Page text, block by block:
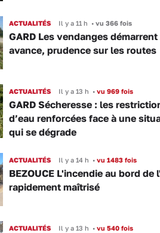
ACTUALITÉS Il y a 11 h •vu 366 fois
GARD Les vendanges démarrent
avance, prudence sur les routes
ACTUALITÉS Il y a 13 h •vu 969 fois
GARD Sécheresse : les
d’eau renforcées face à une
qui se dégrade
ACTUALITÉS Il y a 14 h •vu 1483 fois
BEZOUCE L'incendie au bord de
rapidement maîtrisé
ACTUALITÉS Il y a 13 h •vu 540 fois